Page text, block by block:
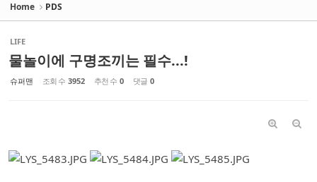
Home PDS
LIFE
물놀이에 구명조끼는 필수...!
슈퍼맨 조회 수 3952 추천 수 0 댓글 0